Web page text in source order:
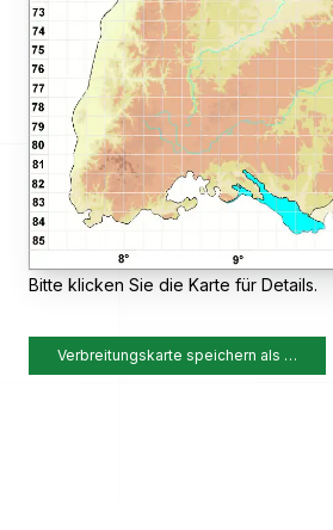
Bitte klicken Sie die Karte für Details.
Verbreitungskarte speichern als …